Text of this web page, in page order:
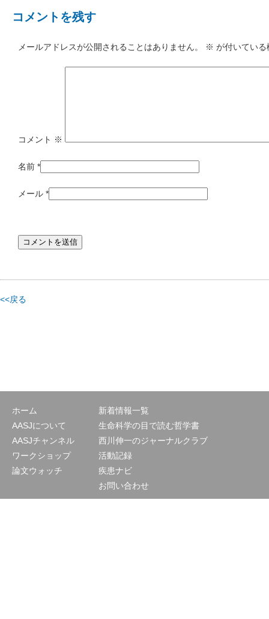
コメントを残す
メールアドレスが公開されることはありません。 ※ が付いてい
コメント ※
名前 *
メール *
<<戻る
ホーム
AASJについて
AASJチャンネル
ワークショップ
論文ウォッチ
新着情報一覧
生命科学の目で読む哲学書
西川伸一のジャーナルクラブ
活動記録
疾患ナビ
お問い合わせ